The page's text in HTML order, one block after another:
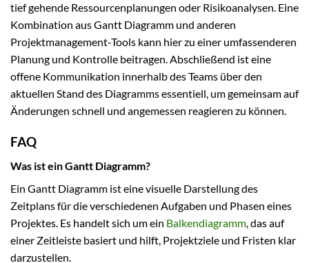
tief gehende Ressourcenplanungen oder Risikoanalysen. Eine
Kombination aus Gantt Diagramm und anderen
Projektmanagement-Tools kann hier zu einer umfassenderen
Planung und Kontrolle beitragen. Abschließend ist eine
offene Kommunikation innerhalb des Teams über den
aktuellen Stand des Diagramms essentiell, um gemeinsam auf
Änderungen schnell und angemessen reagieren zu können.
FAQ
Was ist ein Gantt Diagramm?
Ein Gantt Diagramm ist eine visuelle Darstellung des
Zeitplans für die verschiedenen Aufgaben und Phasen eines
Projektes. Es handelt sich um ein Balkendiagramm , das auf
einer Zeitleiste basiert und hilft, Projektziele und Fristen klar
darzustellen.